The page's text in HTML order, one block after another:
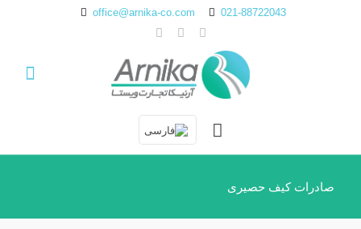
021-88722043
office@arnika-co.com
صادرات کیف حصیری